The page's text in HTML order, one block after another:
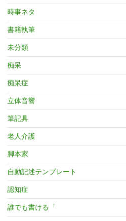
時事ネタ
書籍執筆
未分類
痴呆
痴呆症
立体音響
筆記具
老人介護
脚本家
自動記述テンプレート
認知症
誰でも書ける「